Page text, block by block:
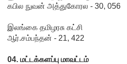
டுகள்
நிராகரிப்பு
- முஜீப்
எம்.பி.
கபில நுவன் அத்துகோரல - 30, 056
இலங்கை தமிழரசு கட்சி
ஆர்.சம்பந்தன் - 21, 422
04. மட்டக்களப்பு மாவட்டம்